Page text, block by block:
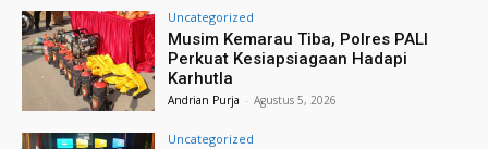
Uncategorized
Musim Kemarau Tiba, Polres PALI
Perkuat Kesiapsiagaan Hadapi
Karhutla
Andrian Purja - Agustus 5, 2026
Uncategorized